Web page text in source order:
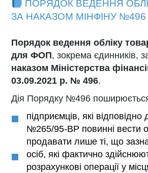
ПОРЯДОК ВЕДЕННЯ
ЗА НАКАЗОМ МІНФІНУ №496
Порядок ведення обліку
для ФОП, зокрема єдинників,
наказом Міністерства
03.09.2021 р. № 496.
Дія Порядку №496
підприємців, які відповідно
№265/95-ВР повинні вести
продавати лише ті, що
осіб, які фактично
розрахункові операції у